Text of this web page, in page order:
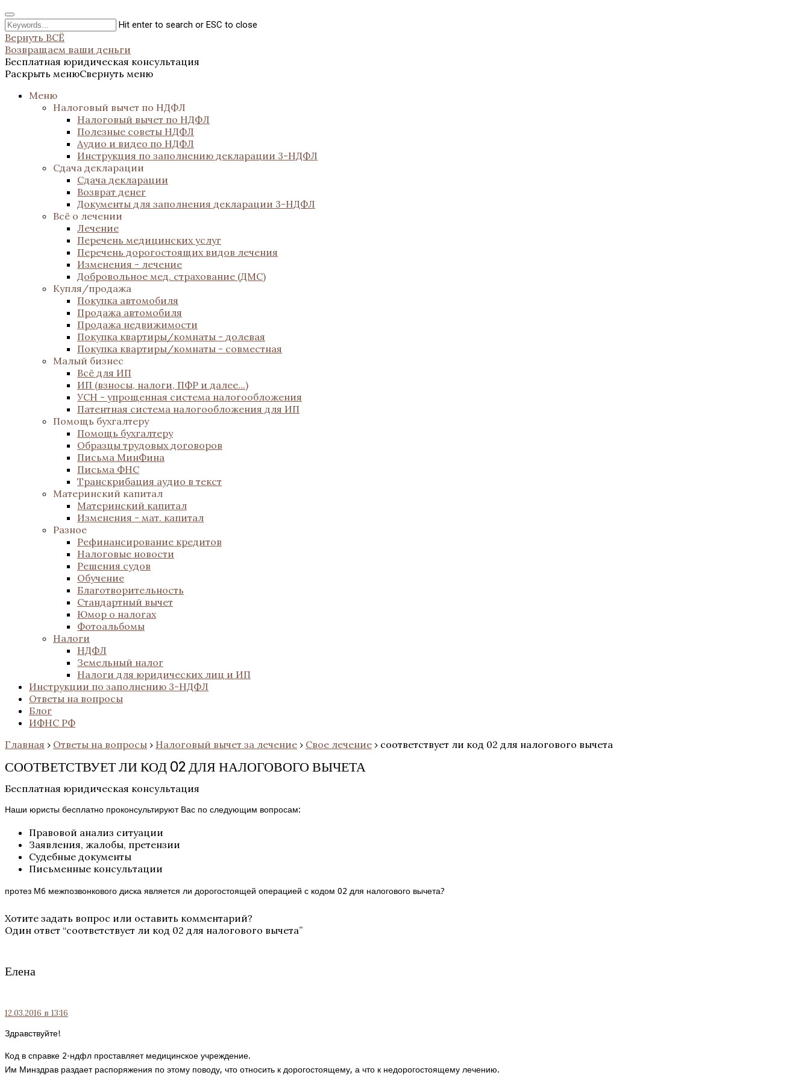
Hit enter to search or ESC to close
Вернуть ВСЁ
Возвращаем ваши деньги
Бесплатная юридическая консультация
Раскрыть менюСвернуть меню
Меню
Налоговый вычет по НДФЛ
Налоговый вычет по НДФЛ
Полезные советы НДФЛ
Аудио и видео по НДФЛ
Инструкция по заполнению декларации 3-НДФЛ
Сдача декларации
Сдача декларации
Возврат денег
Документы для заполнения декларации 3-НДФЛ
Всё о лечении
Лечение
Перечень медицинских услуг
Перечень дорогостоящих видов лечения
Изменения - лечение
Добровольное мед. страхование (ДМС)
Купля/продажа
Покупка автомобиля
Продажа автомобиля
Продажа недвижимости
Покупка квартиры/комнаты - долевая
Покупка квартиры/комнаты - совместная
Малый бизнес
Всё для ИП
ИП (взносы, налоги, ПФР и далее...)
УСН - упрощенная система налогообложения
Патентная система налогообложения для ИП
Помощь бухгалтеру
Помощь бухгалтеру
Образцы трудовых договоров
Письма МинФина
Письма ФНС
Транскрибация аудио в текст
Материнский капитал
Материнский капитал
Изменения - мат. капитал
Разное
Рефинансирование кредитов
Налоговые новости
Решения судов
Обучение
Благотворительность
Стандартный вычет
Юмор о налогах
Фотоальбомы
Налоги
НДФЛ
Земельный налог
Налоги для юридических лиц и ИП
Инструкции по заполнению 3-НДФЛ
Ответы на вопросы
Блог
ИФНС РФ
Главная › Ответы на вопросы › Налоговый вычет за лечение › Свое лечение › соответствует ли код 02 для налогового вычета
СООТВЕТСТВУЕТ ЛИ КОД 02 ДЛЯ НАЛОГОВОГО ВЫЧЕТА
Бесплатная юридическая консультация
Наши юристы бесплатно проконсультируют Вас по следующим вопросам:
Правовой анализ ситуации
Заявления, жалобы, претензии
Судебные документы
Письменные консультации
протез М6 межпозвонкового диска является ли дорогостоящей операцией с кодом 02 для налогового вычета?
Хотите задать вопрос или оставить комментарий?
Один ответ “соответствует ли код 02 для налогового вычета”
Елена
12.03.2016 в 13:16
Здравствуйте!
Код в справке 2-ндфл проставляет медицинское учреждение.
Им Минздрав раздает распоряжения по этому поводу, что относить к дорогостоящему, а что к недорогостоящему лечению.